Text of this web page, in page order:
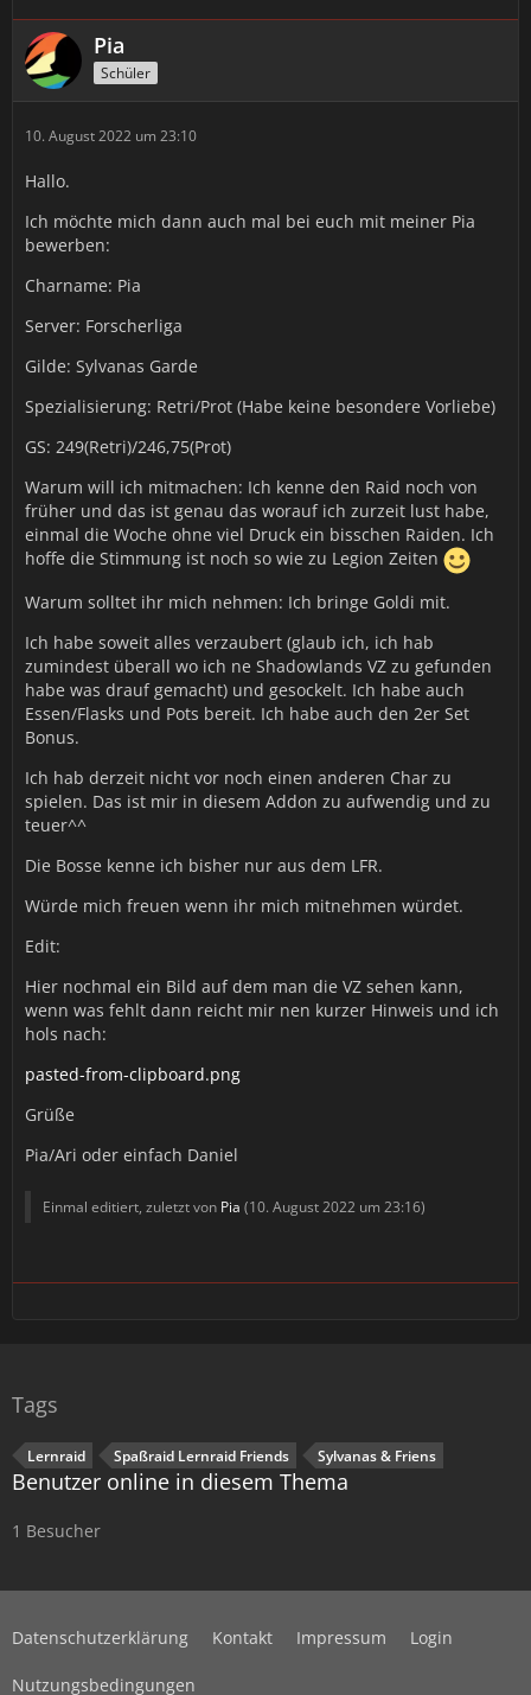
Pia
Schüler
10. August 2022 um 23:10
Hallo.
Ich möchte mich dann auch mal bei euch mit meiner Pia
bewerben:
Charname: Pia
Server: Forscherliga
Gilde: Sylvanas Garde
Spezialisierung: Retri/Prot (Habe keine besondere Vorliebe)
GS: 249(Retri)/246,75(Prot)
Warum will ich mitmachen: Ich kenne den Raid noch von
früher und das ist genau das worauf ich zurzeit lust habe,
einmal die Woche ohne viel Druck ein bisschen Raiden. Ich
hoffe die Stimmung ist noch so wie zu Legion Zeiten
Warum solltet ihr mich nehmen: Ich bringe Goldi mit.
Ich habe soweit alles verzaubert (glaub ich, ich hab
zumindest überall wo ich ne Shadowlands VZ zu gefunden
habe was drauf gemacht) und gesockelt. Ich habe auch
Essen/Flasks und Pots bereit. Ich habe auch den 2er Set
Bonus.
Ich hab derzeit nicht vor noch einen anderen Char zu
spielen. Das ist mir in diesem Addon zu aufwendig und zu
teuer^^
Die Bosse kenne ich bisher nur aus dem LFR.
Würde mich freuen wenn ihr mich mitnehmen würdet.
Edit:
Hier nochmal ein Bild auf dem man die VZ sehen kann,
wenn was fehlt dann reicht mir nen kurzer Hinweis und ich
hols nach:
pasted-from-clipboard.png
Grüße
Pia/Ari oder einfach Daniel
Einmal editiert, zuletzt von Pia (10. August 2022 um 23:16)
Tags
Lernraid Spaßraid Lernraid Friends Sylvanas & Friens
Benutzer online in diesem Thema
1 Besucher
Datenschutzerklärung Kontakt Impressum Login
Nutzungsbedingungen